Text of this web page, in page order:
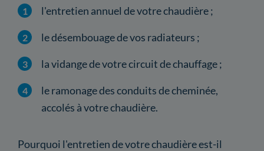
l'entretien annuel de votre chaudière ;
le désembouage de vos radiateurs ;
la vidange de votre circuit de chauffage ;
le ramonage des conduits de cheminée,
accolés à votre chaudière.
Pourquoi l'entretien de votre chaudière est-il